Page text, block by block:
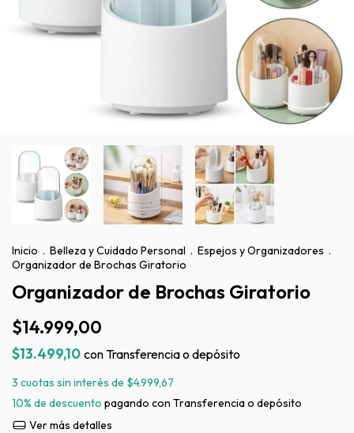
Inicio . Belleza y Cuidado Personal . Espejos y Organizadores .
Organizador de Brochas Giratorio
Organizador de Brochas Giratorio
$14.999,00
$13.499,10 conTransferencia o depósito
3 cuotas sin interés de $4.999,67
10% de descuento pagando con Transferencia o depósito
Ver más detalles